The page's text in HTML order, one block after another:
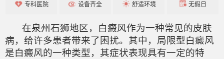
专科医院 设备齐全 舒适环境 无假日
在泉州石狮地区，白癜风作为一种常见的皮肤
病，给许多患者带来了困扰。其中，局限型白癜风
是白癜风的一种类型，其症状表现具有一定的特